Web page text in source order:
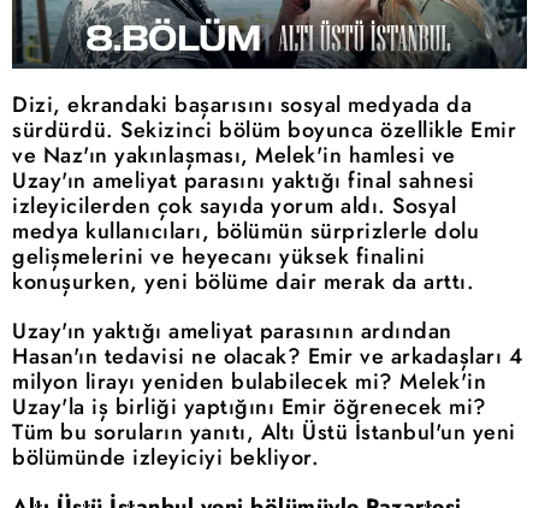
Dizi, ekrandaki başarısını sosyal medyada da
sürdürdü. Sekizinci bölüm boyunca özellikle Emir
ve Naz'ın yakınlaşması, Melek'in hamlesi ve
Uzay'ın ameliyat parasını yaktığı final sahnesi
izleyicilerden çok sayıda yorum aldı. Sosyal
medya kullanıcıları, bölümün sürprizlerle dolu
gelişmelerini ve heyecanı yüksek finalini
konuşurken, yeni bölüme dair merak da arttı.
Uzay'ın yaktığı ameliyat parasının ardından
Hasan'ın tedavisi ne olacak? Emir ve arkadaşları 4
milyon lirayı yeniden bulabilecek mi? Melek'in
Uzay'la iş birliği yaptığını Emir öğrenecek mi?
Tüm bu soruların yanıtı, Altı Üstü İstanbul'un yeni
bölümünde izleyiciyi bekliyor.